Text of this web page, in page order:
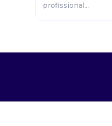
profissional...